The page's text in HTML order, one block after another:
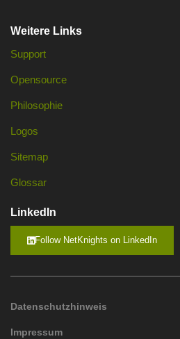
Weitere Links
Support
Opensource
Philosophie
Logos
Sitemap
Glossar
LinkedIn
Follow NetKnights on LinkedIn
Datenschutzhinweis
Impressum